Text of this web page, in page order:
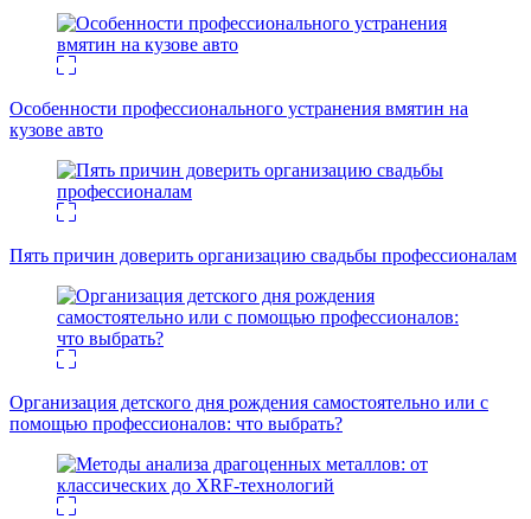
Особенности профессионального устранения вмятин на
кузове авто
Пять причин доверить организацию свадьбы профессионалам
Организация детского дня рождения самостоятельно или с
помощью профессионалов: что выбрать?